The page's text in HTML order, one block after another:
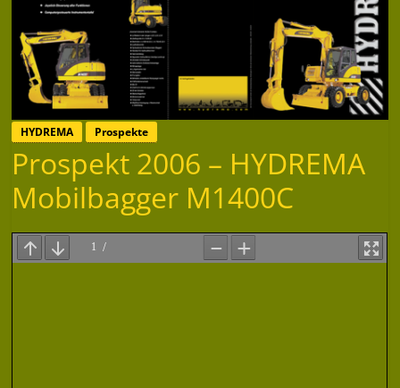
HYDREMA Prospekte
Prospekt 2006 – HYDREMA
Mobilbagger M1400C